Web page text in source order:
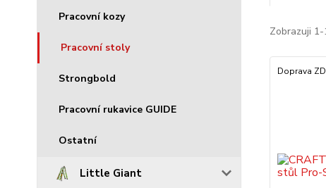
Pracovní kozy
Pracovní stoly
Strongbold
Pracovní rukavice GUIDE
Ostatní
Little Giant
Zobrazuji
Doprava